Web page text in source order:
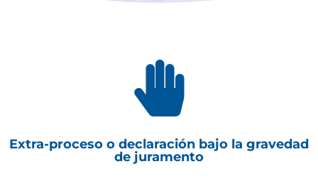

Extra-proceso o declaración bajo la gravedad
de juramento